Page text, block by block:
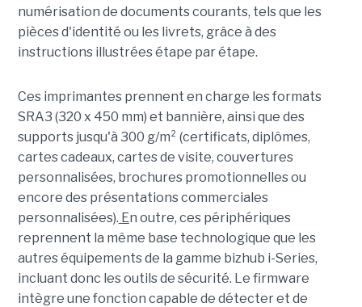
numérisation de documents courants, tels que les
pièces d'identité ou les livrets, grâce à des
instructions illustrées étape par étape.
Ces imprimantes prennent en charge les formats
SRA3 (320 x 450 mm) et bannière, ainsi que des
supports jusqu'à 300 g/m² (certificats, diplômes,
cartes cadeaux, cartes de visite, couvertures
personnalisées, brochures promotionnelles ou
encore des présentations commerciales
personnalisées). En outre, ces périphériques
reprennent la même base technologique que les
autres équipements de la gamme bizhub i-Series,
incluant donc les outils de sécurité. Le firmware
intègre une fonction capable de détecter et de